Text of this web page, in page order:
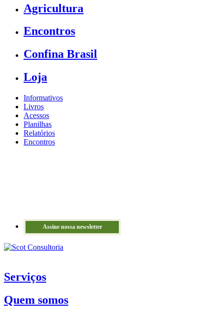
Agricultura
Encontros
Confina Brasil
Loja
Informativos
Livros
Acessos
Planilhas
Relatórios
Encontros
Assine nossa newsletter
Serviços
Quem somos